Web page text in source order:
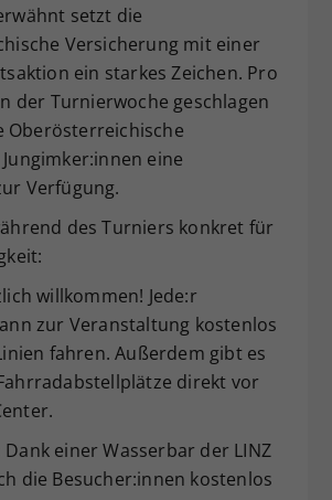
setzt die
Versicherung mit einer
ein starkes Zeichen. Pro
der Turnierwoche geschlagen
Oberösterreichische
eine
Verfügung.
des Turniers konkret für
willkommen! Jede:r
zur Veranstaltung kostenlos
fahren. Außerdem gibt es
direkt vor
Dank einer Wasserbar der LINZ
die Besucher:innen kostenlos